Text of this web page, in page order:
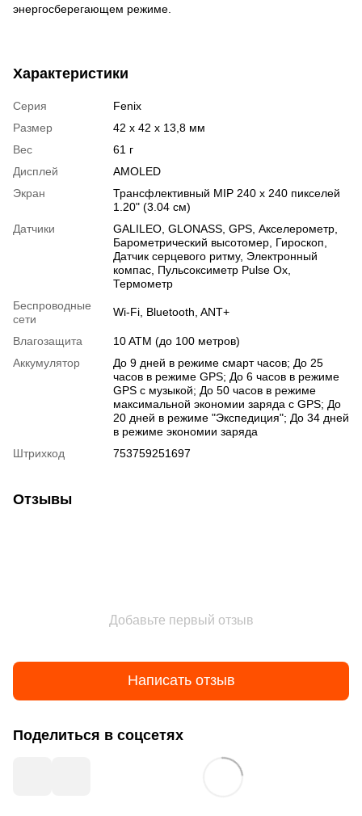
энергосберегающем режиме.
Характеристики
Серия
Fenix
Размер
42 x 42 x 13,8 мм
Вес
61 г
Дисплей
AMOLED
Экран
Трансфлективный MIP 240 x 240 пикселей
1.20" (3.04 см)
Датчики
GALILEO GLONASS GPS Акселерометр
Барометрический высотомер Гироскоп
Датчик серцевого ритму, Электронный
компас Пульсоксиметр Pulse Ox
Термометр
Беспроводные
сети
Wi-Fi Bluetooth ANT+
Влагозащита
10 ATM (до 100 метров)
Аккумулятор
До 9 дней в режиме смарт часов; До 25
часов в режиме GPS; До 6 часов в режиме
GPS с музыкой; До 50 часов в режиме
максимальной экономии заряда с GPS; До
20 дней в режиме "Экспедиция"; До 34 дней
в режиме экономии заряда
Штрихкод
753759251697
Отзывы
Добавьте первый отзыв
Написать отзыв
Поделиться в соцсетях